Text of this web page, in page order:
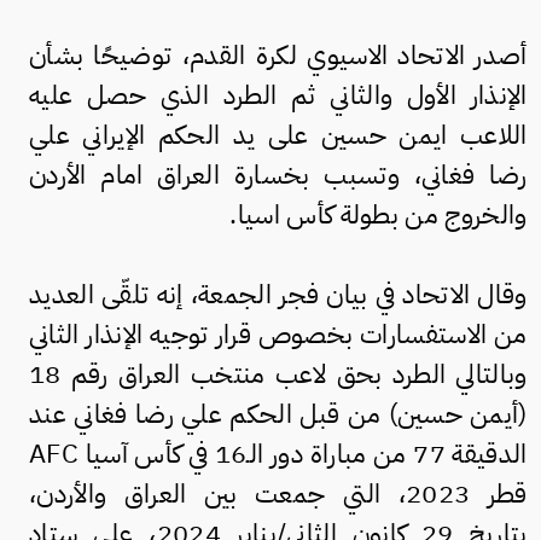
أصدر الاتحاد الاسيوي لكرة القدم، توضيحًا بشأن
الإنذار الأول والثاني ثم الطرد الذي حصل عليه
اللاعب ايمن حسين على يد الحكم الإيراني علي
رضا فغاني، وتسبب بخسارة العراق امام الأردن
والخروج من بطولة كأس اسيا.
وقال الاتحاد في بيان فجر الجمعة، إنه تلقّى العديد
من الاستفسارات بخصوص قرار توجيه الإنذار الثاني
وبالتالي الطرد بحق لاعب منتخب العراق رقم 18
(أيمن حسين) من قبل الحكم علي رضا فغاني عند
الدقيقة 77 من مباراة دور الـ16 في كأس آسيا AFC
قطر 2023، التي جمعت بين العراق والأردن،